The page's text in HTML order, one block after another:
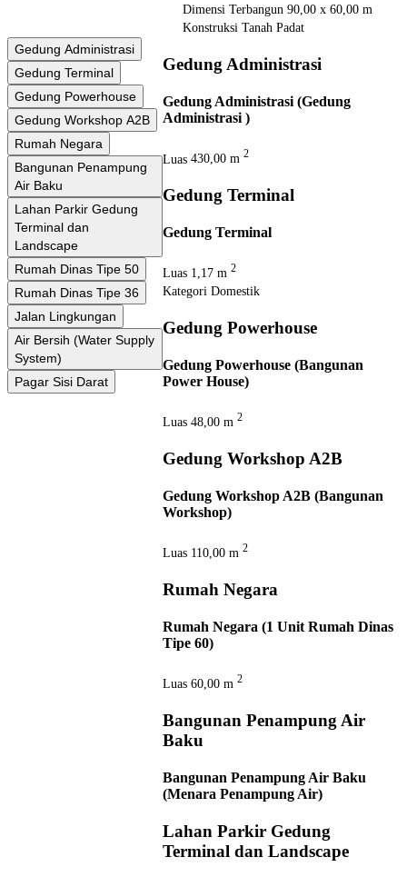
Dimensi Terbangun 90,00 x 60,00 m
Konstruksi Tanah Padat
Gedung Administrasi
Gedung Terminal
Gedung Powerhouse
Gedung Workshop A2B
Rumah Negara
Bangunan Penampung
Air Baku
Lahan Parkir Gedung
Terminal dan
Landscape
Rumah Dinas Tipe 50
Rumah Dinas Tipe 36
Jalan Lingkungan
Air Bersih (Water Supply
System)
Pagar Sisi Darat
Gedung Administrasi
Gedung Administrasi (Gedung
Administrasi )
Luas 430,00 m2
Gedung Terminal
Gedung Terminal
Luas 1,17 m2
Kategori Domestik
Gedung Powerhouse
Gedung Powerhouse (Bangunan
Power House)
Luas 48,00 m2
Gedung Workshop A2B
Gedung Workshop A2B (Bangunan
Workshop)
Luas 110,00 m2
Rumah Negara
Rumah Negara (1 Unit Rumah Dinas
Tipe 60)
Luas 60,00 m2
Bangunan Penampung Air
Baku
Bangunan Penampung Air Baku
(Menara Penampung Air)
Lahan Parkir Gedung
Terminal dan Landscape